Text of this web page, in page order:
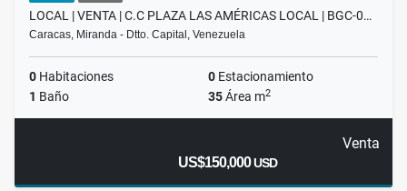
LOCAL | VENTA | C.C PLAZA LAS AMÉRICAS LOCAL | BGC-0…
Caracas, Miranda - Dtto. Capital, Venezuela
0 Habitaciones 0 Estacionamiento
1 Baño 35Área m2
Venta
US$150,000USD